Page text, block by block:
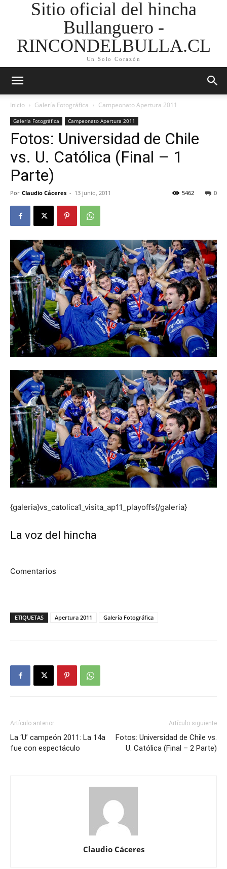
Sitio oficial del hincha
Bullanguero -
RINCONDELBULLA.CL
Un Solo Corazón
Inicio Galería Fotográfica Campeonato Apertura 2011
Galería Fotográfica Campeonato Apertura 2011
Fotos: Universidad de Chile
vs. U. Católica (Final – 1
Parte)
Por Claudio Cáceres - 13 junio, 2011 0
5462
{galeria}vs_catolica1_visita_ap11_playoffs{/galeria}
La voz del hincha
Comentarios
ETIQUETAS Apertura 2011 Galería Fotográfica
Artículo anterior
La ‘U’ campeón 2011: La 14a
fue con espectáculo
Artículo siguiente
Fotos: Universidad de Chile vs.
U. Católica (Final – 2 Parte)
Claudio Cáceres